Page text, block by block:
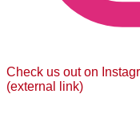
Check us out on
(external link)